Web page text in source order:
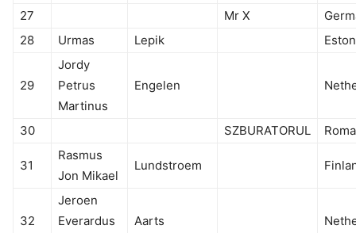
27 Mr X
28
Urmas Lepik
29
Jordy
Petrus
Martinus
Engelen
30 SZBURATORUL
31
Rasmus
Jon Mikael
Lundstroem
32
Jeroen
Everardus
Aarts